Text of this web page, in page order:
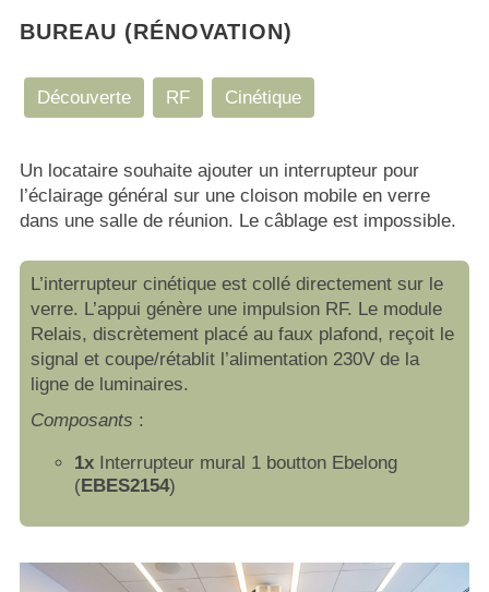
BUREAU (RÉNOVATION)
Découverte RF Cinétique
Un locataire souhaite ajouter un interrupteur pour
l’éclairage général sur une cloison mobile en verre
dans une salle de réunion. Le câblage est impossible.
L’interrupteur cinétique est collé directement sur le
verre. L’appui génère une impulsion RF. Le module
Relais, discrètement placé au faux plafond, reçoit le
signal et coupe/rétablit l’alimentation 230V de la
ligne de luminaires.
Composants :
1xInterrupteur mural 1 boutton Ebelong
(EBES2154)